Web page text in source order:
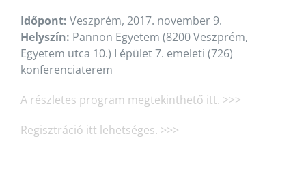
Időpont: Veszprém, 2017. november 9.
Helyszín: Pannon Egyetem (8200 Veszprém,
Egyetem utca 10.) I épület 7. emeleti (726)
konferenciaterem
A részletes program megtekinthető itt. >>>
Regisztráció itt lehetséges. >>>